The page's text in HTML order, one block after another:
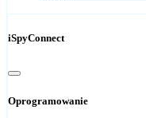
iSpyConnect
Oprogramowanie